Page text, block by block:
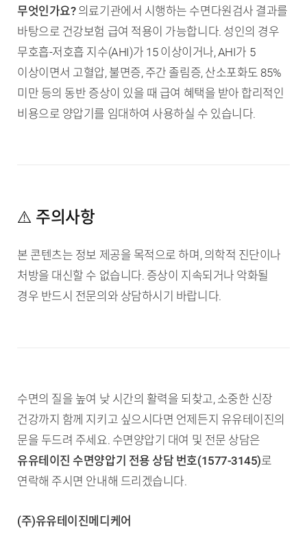
무엇인가요?의료기관에서 시행하는 수면다원검사 결과를
바탕으로 건강보험 급여 적용이 가능합니다. 성인의 경우
무호흡-저호흡 지수(AHI)가 15 이상이거나, AHI가 5
이상이면서 고혈압, 불면증, 주간 졸림증, 산소포화도 85%
미만 등의 동반 증상이 있을 때 급여 혜택을 받아 합리적인
비용으로 양압기를 임대하여 사용하실 수 있습니다.
⚠️ 주의사항
본 콘텐츠는 정보 제공을 목적으로 하며, 의학적 진단이나
처방을 대신할 수 없습니다. 증상이 지속되거나 악화될
경우 반드시 전문의와 상담하시기 바랍니다.
수면의 질을 높여 낮 시간의 활력을 되찾고, 소중한 신장
건강까지 함께 지키고 싶으시다면 언제든지 유유테이진의
문을 두드려 주세요. 수면양압기 대여 및 전문 상담은
유유테이진 수면양압기 전용 상담 번호(1577-3145)로
연락해 주시면 안내해 드리겠습니다.
(주)유유테이진메디케어